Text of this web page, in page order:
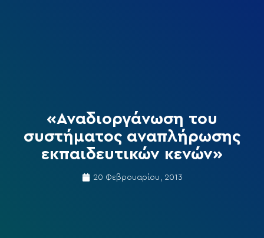
«Αναδιοργάνωση του
συστήματος αναπλήρωσης
εκπαιδευτικών κενών»
20 Φεβρουαρίου, 2013